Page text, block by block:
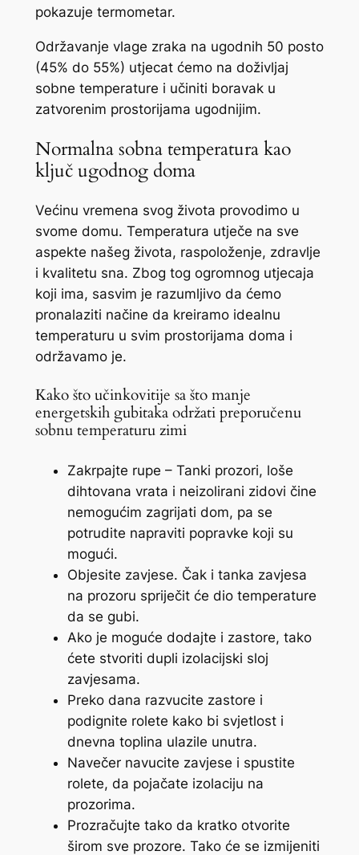
pokazuje termometar.
Održavanje vlage zraka na ugodnih 50 posto
(45% do 55%) utjecat ćemo na doživljaj
sobne temperature i učiniti boravak u
zatvorenim prostorijama ugodnijim.
Normalna sobna temperatura kao
ključ ugodnog doma
Većinu vremena svog života provodimo u
svome domu. Temperatura utječe na sve
aspekte našeg života, raspoloženje, zdravlje
i kvalitetu sna. Zbog tog ogromnog utjecaja
koji ima, sasvim je razumljivo da ćemo
pronalaziti načine da kreiramo idealnu
temperaturu u svim prostorijama doma i
održavamo je.
Kako što učinkovitije sa što manje
energetskih gubitaka održati preporučenu
sobnu temperaturu zimi
Zakrpajte rupe – Tanki prozori, loše
dihtovana vrata i neizolirani zidovi čine
nemogućim zagrijati dom, pa se
potrudite napraviti popravke koji su
mogući.
Objesite zavjese. Čak i tanka zavjesa
na prozoru spriječit će dio temperature
da se gubi.
Ako je moguće dodajte i zastore, tako
ćete stvoriti dupli izolacijski sloj
zavjesama.
Preko dana razvucite zastore i
podignite rolete kako bi svjetlost i
dnevna toplina ulazile unutra.
Navečer navucite zavjese i spustite
rolete, da pojačate izolaciju na
prozorima.
Prozračujte tako da kratko otvorite
širom sve prozore. Tako će se izmijeniti